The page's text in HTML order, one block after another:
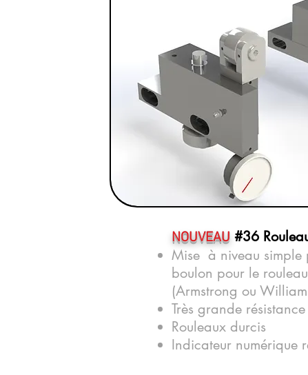
NOUVEAU #36
Mise à niveau simple
boulon pour le
(Armstrong ou
Très grande résistance
Rouleaux durcis
Indicateur numérique